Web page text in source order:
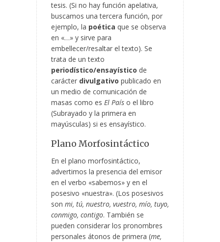
tesis. (Si no hay función apelativa,
buscamos una tercera función, por
ejemplo, la poética que se observa
en «…» y sirve para
embellecer/resaltar el texto). Se
trata de un texto
periodístico/ensayístico de
carácter divulgativo publicado en
un medio de comunicación de
masas como es El País o el libro
(Subrayado y la primera en
mayúsculas) si es ensayístico.
Plano Morfosintáctico
En el plano morfosintáctico,
advertimos la presencia del emisor
en el verbo «sabemos» y en el
posesivo «nuestra». (Los posesivos
son mi, tú, nuestro, vuestro, mío, tuyo,
conmigo, contigo. También se
pueden considerar los pronombres
personales átonos de primera (me,